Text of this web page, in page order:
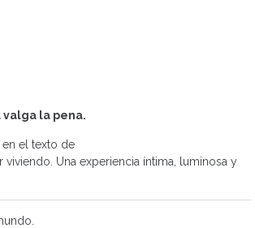
valga la pena.
en el texto de
viviendo. Una experiencia íntima, luminosa y